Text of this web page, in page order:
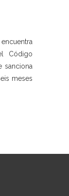
Código
sanciona
meses